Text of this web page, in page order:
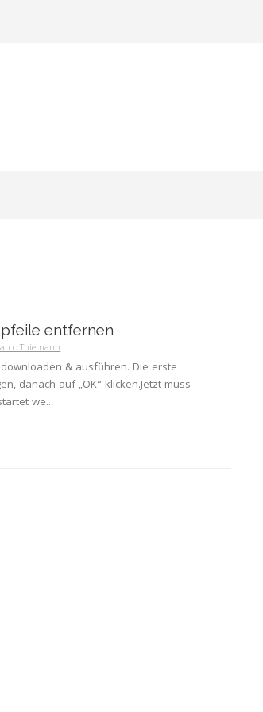
entfernen
Thiemann
& ausführen. Die erste
danach auf „OK“ klicken.Jetzt muss
we...